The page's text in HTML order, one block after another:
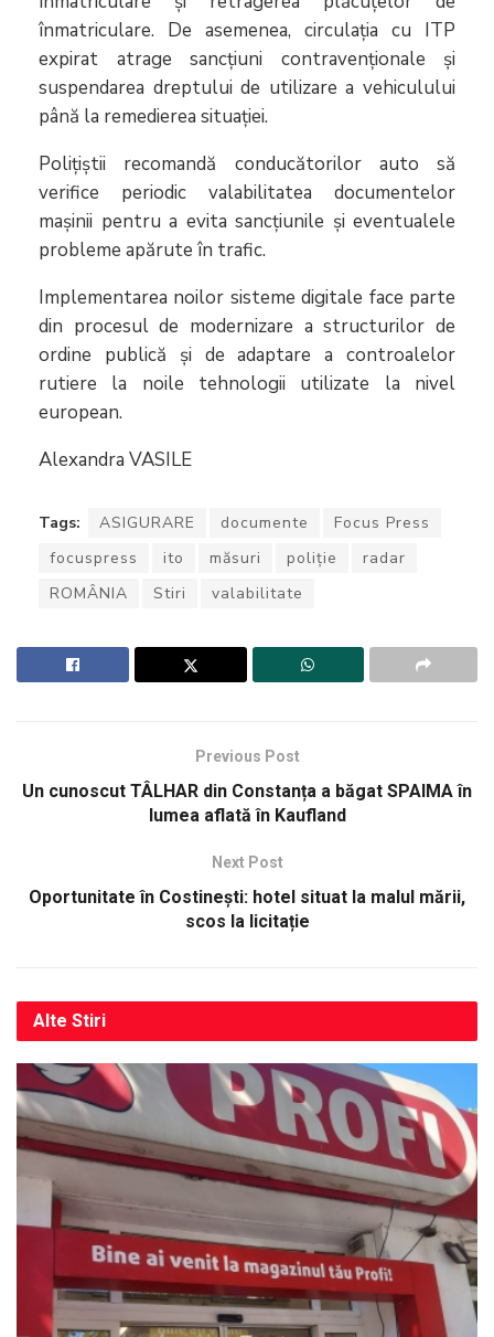
înmatriculare. De asemenea, circulația cu ITP
expirat atrage sancțiuni contravenționale și
suspendarea dreptului de utilizare a vehiculului
până la remedierea situației.
Polițiștii recomandă conducătorilor auto să
verifice periodic valabilitatea documentelor
mașinii pentru a evita sancțiunile și eventualele
probleme apărute în trafic.
Implementarea noilor sisteme digitale face parte
din procesul de modernizare a structurilor de
ordine publică și de adaptare a controalelor
rutiere la noile tehnologii utilizate la nivel
european.
Alexandra VASILE
Tags: ASIGURARE documente
Focus Press
focuspress
ito măsuri poliție
radar
ROMÂNIA
Stiri valabilitate
Previous Post
Un cunoscut TÂLHAR din Constanța a băgat SPAIMA în
lumea aflată în Kaufland
Next Post
Oportunitate în Costinești: hotel situat la malul mării,
scos la licitație
Alte Stiri